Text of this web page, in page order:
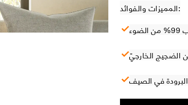
المميزات والفوائد:
في الصيف